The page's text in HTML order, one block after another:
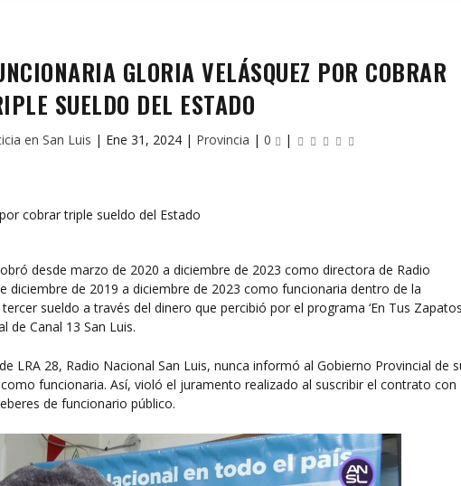
GLORIA VELÁSQUEZ POR COBRAR
SUELDO DEL ESTADO
en San Luis | Ene 31, 2024 | Provincia |0 |
desde marzo de 2020 a diciembre de 2023 como directora de Radio
diciembre de 2019 a diciembre de 2023 como funcionaria dentro de la
sueldo a través del dinero que percibió por el programa ‘En Tus
de Canal 13 San Luis.
LRA 28, Radio Nacional San Luis, nunca informó al Gobierno Provincial de
funcionaria. Así, violó el juramento realizado al suscribir el contrato con
de funcionario público.